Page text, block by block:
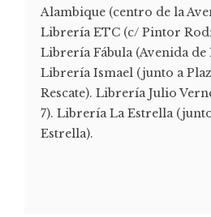
Alambique (centro de la
Librería ETC (c/ Pintor
Librería Fábula (Avenida de
Librería Ismael (junto a
Rescate). Librería Julio
7). Librería La Estrella
Estrella).